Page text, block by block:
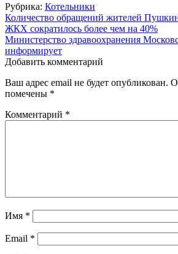
Рубрика: Котельники
Навигация
по
записям
Количество обращений жителей
ЖКХ сократилось более чем на 40%
Министерство здравоохранения
информирует
Добавить комментарий
Ваш адрес email не будет опубликован.
помечены *
Комментарий *
Имя *
Email *